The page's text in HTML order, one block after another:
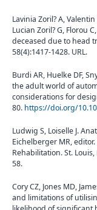
Lavinia Zoril? A,
Lucian Zoril? G, Florou
deceased due to head
58(4):1417-1428. URL.
Burdi AR, Huelke DF,
the adult world of
considerations for
80. https://doi.org/
Ludwig S, Loiselle J.
Eichelberger MR,
Rehabilitation. St.
58.
Cory CZ, Jones MD,
and limitations of